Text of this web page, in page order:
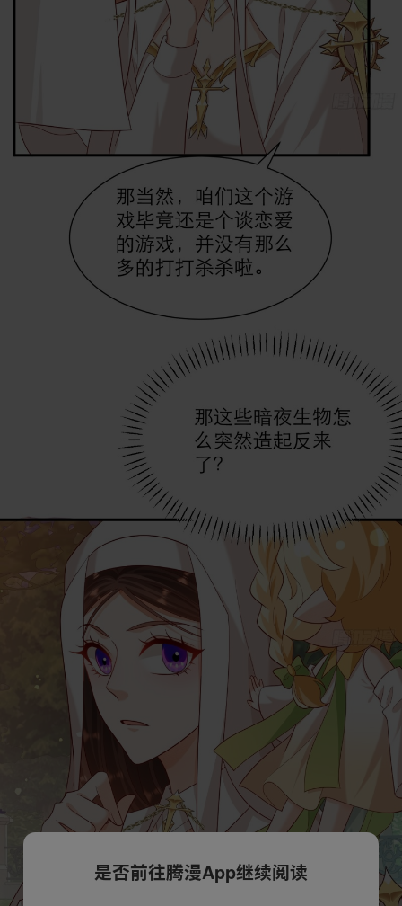
是否前往腾漫App继续阅读